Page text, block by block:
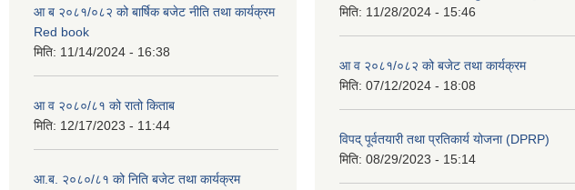
आ ब २०८१/०८२ को बार्षिक बजेट नीति तथा कार्यक्रम
Red book
मिति: 11/14/2024 - 16:38
आ व २०८०/८१ को रातो किताब
मिति: 12/17/2023 - 11:44
आ.ब. २०८०/८१ को निति बजेट तथा कार्यक्रम
मिति: 11/28/2024 - 15:46
आ व २०८१/०८२ को बजेट तथा कार्यक्रम
मिति: 07/12/2024 - 18:08
विपद् पूर्वतयारी तथा प्रतिकार्य योजना (DPRP)
मिति: 08/29/2023 - 15:14